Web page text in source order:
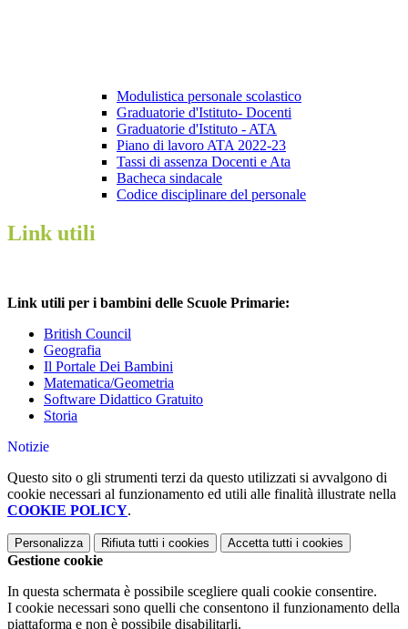
Modulistica personale scolastico
Graduatorie d'Istituto- Docenti
Graduatorie d'Istituto - ATA
Piano di lavoro ATA 2022-23
Tassi di assenza Docenti e Ata
Bacheca sindacale
Codice disciplinare del personale
Link utili
Link utili per i bambini delle Scuole Primarie:
British Council
Geografia
Il Portale Dei Bambini
Matematica/Geometria
Software Didattico Gratuito
Storia
Notizie
Questo sito o gli strumenti terzi da questo utilizzati si avvalgono di
cookie necessari al funzionamento ed utili alle finalità illustrate nella
COOKIE POLICY.
Personalizza Rifiuta tutti i cookies Accetta tutti i cookies
Gestione cookie
In questa schermata è possibile scegliere quali cookie consentire.
I cookie necessari sono quelli che consentono il funzionamento della
piattaforma e non è possibile disabilitarli.